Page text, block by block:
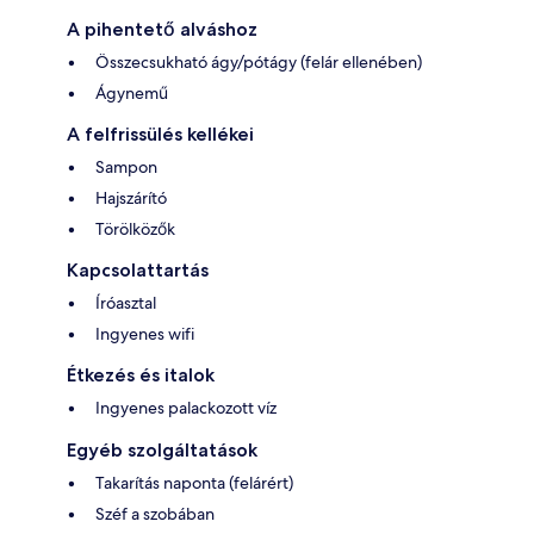
A pihentető alváshoz
Összecsukható ágy/pótágy (felár ellenében)
Ágynemű
A felfrissülés kellékei
Sampon
Hajszárító
Törölközők
Kapcsolattartás
Íróasztal
Ingyenes wifi
Étkezés és italok
Ingyenes palackozott víz
Egyéb szolgáltatások
Takarítás naponta (felárért)
Széf a szobában